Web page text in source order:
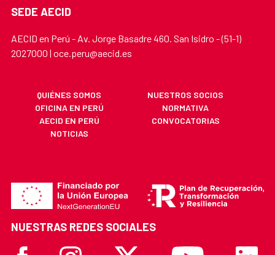
SEDE AECID
AECID en Perú - Av. Jorge Basadre 460. San Isidro - (51-1)
2027000 | oce.peru@aecid.es
QUIÉNES SOMOS
NUESTROS SOCIOS
OFICINA EN PERÚ
NORMATIVA
AECID EN PERÚ
CONVOCATORIAS
NOTICIAS
NUESTRAS REDES SOCIALES